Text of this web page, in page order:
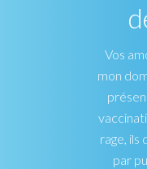
Vos
mon
rage,
par